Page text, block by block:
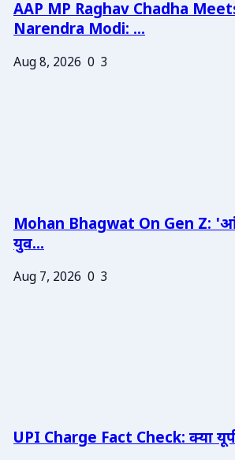
AAP MP Raghav Chadha
Narendra Modi: ...
Aug 8, 2026 0 3
Mohan Bhagwat On Gen Z:
युव...
Aug 7, 2026 0 3
UPI Charge Fact Check: क्या